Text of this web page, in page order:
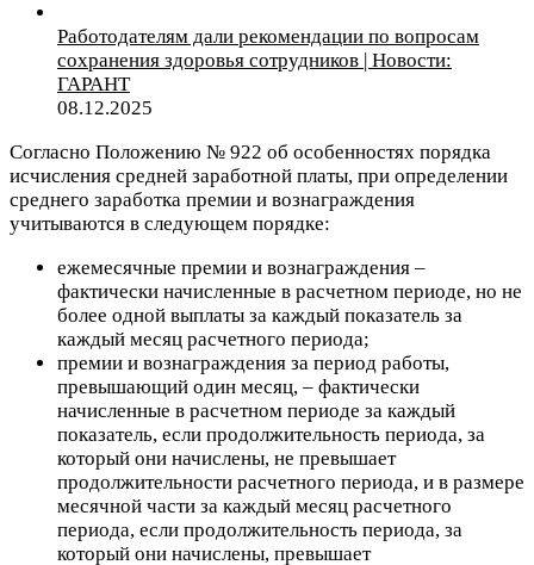
Работодателям дали рекомендации по вопросам
сохранения здоровья сотрудников | Новости:
ГАРАНТ
08.12.2025
Согласно Положению № 922 об особенностях порядка
исчисления средней заработной платы, при определении
среднего заработка премии и вознаграждения
учитываются в следующем порядке:
ежемесячные премии и вознаграждения –
фактически начисленные в расчетном периоде, но не
более одной выплаты за каждый показатель за
каждый месяц расчетного периода;
премии и вознаграждения за период работы,
превышающий один месяц, – фактически
начисленные в расчетном периоде за каждый
показатель, если продолжительность периода, за
который они начислены, не превышает
продолжительности расчетного периода, и в размере
месячной части за каждый месяц расчетного
периода, если продолжительность периода, за
который они начислены, превышает